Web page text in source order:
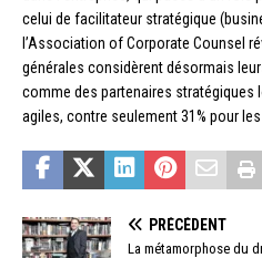
celui de facilitateur stratégique
l’Association of Corporate Counsel
générales considèrent désormais
comme des partenaires stratégiques
agiles, contre seulement 31% pour
PRÉCÉDENT
La métamorphose du